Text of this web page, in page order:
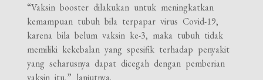
“Vaksin booster dilakukan untuk meningkatkan
kemampuan tubuh bila terpapar virus Covid-19,
karena bila belum vaksin ke-3, maka tubuh tidak
memiliki kekebalan yang spesifik terhadap penyakit
yang seharusnya dapat dicegah dengan pemberian
vaksin itu,” lanjutnya.